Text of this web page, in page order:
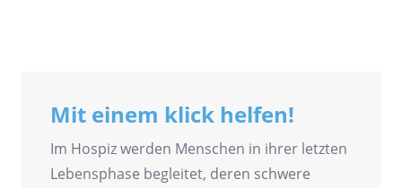
Mit einem klick helfen!
Im Hospiz werden Menschen in ihrer letzten
Lebensphase begleitet, deren schwere